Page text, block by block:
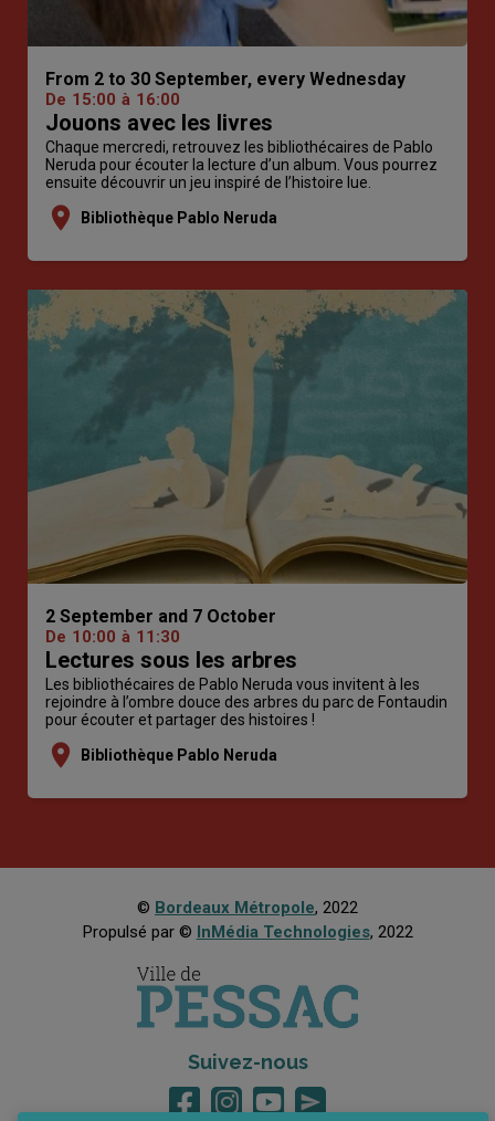
From 2 to 30 September, every Wednesday
De 15:00 à 16:00
Jouons avec les livres
Chaque mercredi, retrouvez les bibliothécaires de Pablo
Neruda pour écouter la lecture d’un album. Vous pourrez
ensuite découvrir un jeu inspiré de l’histoire lue.
location_on Bibliothèque Pablo Neruda
2 September and 7 October
De 10:00 à 11:30
Lectures sous les arbres
Les bibliothécaires de Pablo Neruda vous invitent à les
rejoindre à l’ombre douce des arbres du parc de Fontaudin
pour écouter et partager des histoires !
location_on Bibliothèque Pablo Neruda
© Bordeaux Métropole, 2022
Propulsé par © InMédia Technologies, 2022
Suivez-nous
send